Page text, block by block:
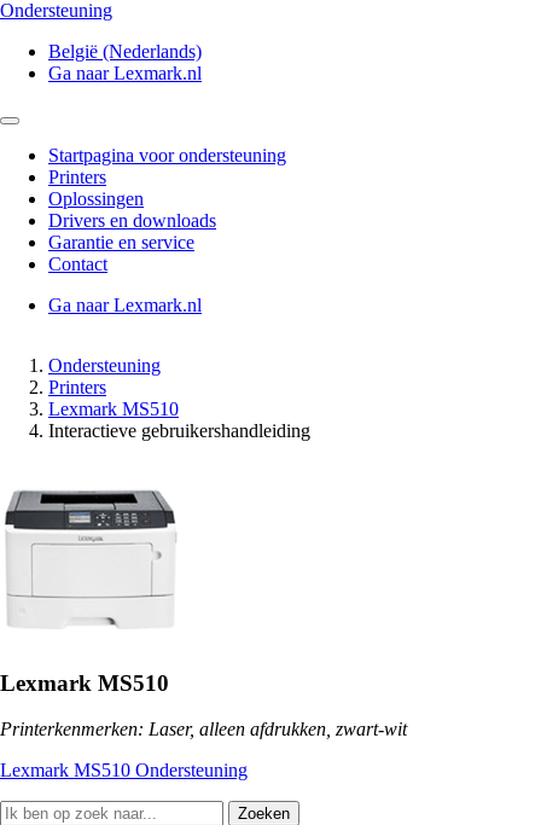
Ondersteuning
België (Nederlands)
Ga naar Lexmark.nl
Startpagina voor ondersteuning
Printers
Oplossingen
Drivers en downloads
Garantie en service
Contact
Ga naar Lexmark.nl
Ondersteuning
Printers
Lexmark MS510
Interactieve gebruikershandleiding
Lexmark MS510
Printerkenmerken: Laser, alleen afdrukken, zwart-wit
Lexmark MS510 Ondersteuning
Zoeken